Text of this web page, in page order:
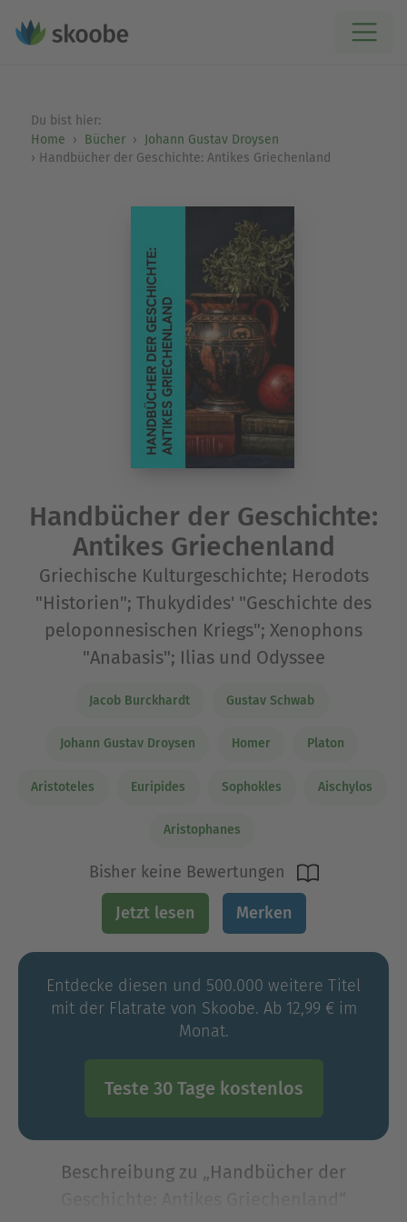
Du bist hier:
Home
Bücher
Johann Gustav Droysen
Handbücher der Geschichte: Antikes Griechenland
Handbücher der Geschichte:
Antikes Griechenland
Griechische Kulturgeschichte; Herodots
"Historien"; Thukydides' "Geschichte des
peloponnesischen Kriegs"; Xenophons
"Anabasis"; Ilias und Odyssee
Jacob Burckhardt Gustav Schwab
Johann Gustav Droysen Homer Platon
Aristoteles Euripides Sophokles Aischylos
Aristophanes
Bisher keine Bewertungen
Jetzt lesen Merken
Entdecke diesen und 500.000 weitere Titel
mit der Flatrate von Skoobe. Ab 12,99 € im
Monat.
Teste 30 Tage kostenlos
Beschreibung zu „Handbücher der